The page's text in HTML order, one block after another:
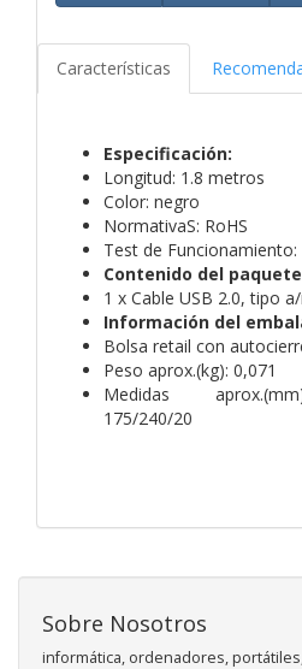
Características
Especificación:
Longitud: 1.8 metros
Color: negro
NormativaS: RoHS
Test de
Contenido del
1 x Cable USB 2.0, tipo
Información del
Bolsa retail con
Peso aprox.(kg): 0,071
Medidas
175/240/20
Sobre Nosotros
informática, ordenadores,